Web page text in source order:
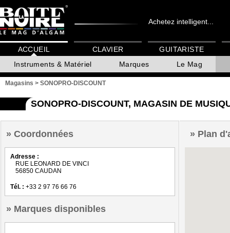
Achetez intelligent...
ACCUEIL
Instruments & Matériel
Marques Le Mag
CLAVIER GUITARISTE
Magasins > SONOPRO-DISCOUNT
SONOPRO-DISCOUNT, MAGASIN DE
Coordonnées
Adresse :
RUE LEONARD DE VINCI
56850 CAUDAN
Tél. : +33 2 97 76 66 76
Marques disponibles
Plan